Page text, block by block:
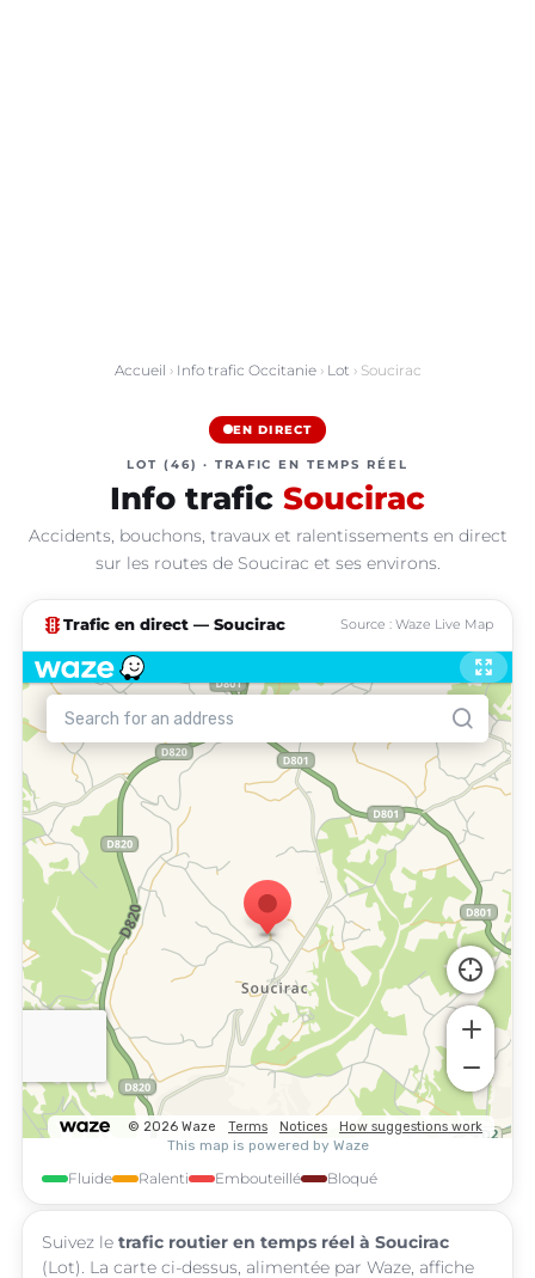
Accueil › Info trafic Occitanie› Lot › Soucirac
EN DIRECT
LOT (46) · TRAFIC EN TEMPS RÉEL
Info trafic Soucirac
Accidents, bouchons, travaux et ralentissements en direct
sur les routes de Soucirac et ses environs.
traffic Trafic en direct — Soucirac Source : Waze Live Map
Fluide Ralenti Embouteillé Bloqué
Suivez le trafic routier en temps réel à Soucirac
(Lot). La carte ci-dessus, alimentée par Waze, affiche